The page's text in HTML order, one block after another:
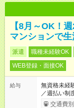
【8月～OK！
マンションで
派遣 職種未経験OK
WEB登録・面接OK
給与
無資格未経
／週払い制
了次第のお
交通費